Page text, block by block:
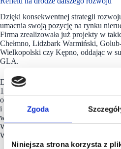
Zgoda
Niniejsza strona korzysta z
Dzięki konsekwentnej strategii
umacnia swoją pozycję na rynku
Firma zrealizowała już projekty w
Chełmno, Lidzbark Warmiński,
Wielkopolski czy Kępno, oddając w
GLA.
Do końca 2026 deweloper chce
100 000 mkw. GLA. W bieżącym
otworzyć trzy nowe parki handlowe w
i Bartoszycach. Kolejne inwestycje
w Sanoku (Brama Bieszczad),
Warmińskim (drugi etap), Leżajsku,
Wielkopolskiej.